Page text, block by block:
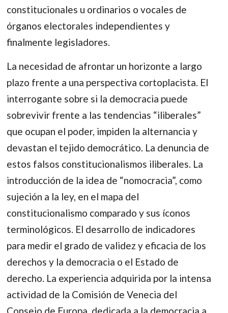
constitucionales u ordinarios o vocales de
órganos electorales independientes y
finalmente legisladores.
La necesidad de afrontar un horizonte a largo
plazo frente a una perspectiva cortoplacista. El
interrogante sobre si la democracia puede
sobrevivir frente a las tendencias “iliberales”
que ocupan el poder, impiden la alternancia y
devastan el tejido democrático. La denuncia de
estos falsos constitucionalismos iliberales. La
introducción de la idea de “nomocracia”, como
sujeción a la ley, en el mapa del
constitucionalismo comparado y sus íconos
terminológicos. El desarrollo de indicadores
para medir el grado de validez y eficacia de los
derechos y la democracia o el Estado de
derecho. La experiencia adquirida por la intensa
actividad de la Comisión de Venecia del